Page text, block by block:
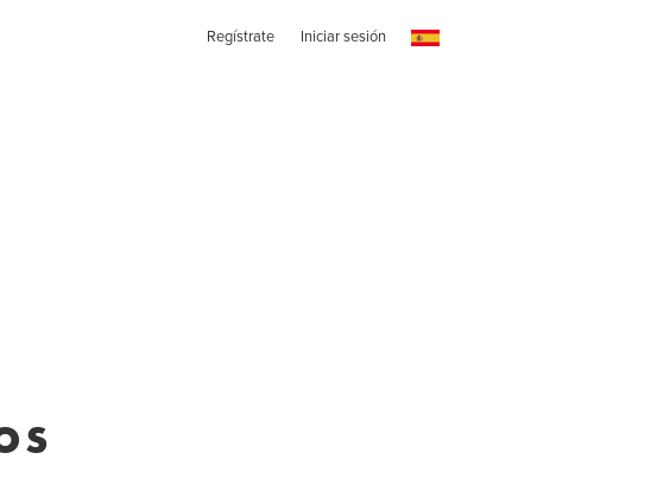
Regístrate Iniciar sesión